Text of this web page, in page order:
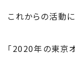
これからの活動
「2020年の東京